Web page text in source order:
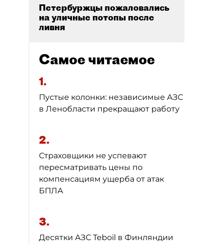
Петербуржцы пожаловались
на уличные потопы после
ливня
Самое читаемое
1.
Пустые колонки: независимые АЗС
в Ленобласти прекращают работу
2.
Страховщики не успевают
пересматривать цены по
компенсациям ущерба от атак
БПЛА
3.
Десятки АЗС Teboil в Финляндии